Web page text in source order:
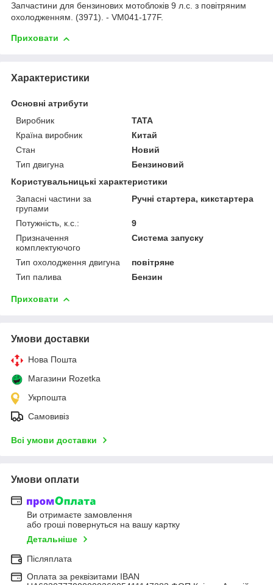
Запчастини для бензинових мотоблоків 9 л.с. з повітряним
охолодженням. (3971). - VM041-177F.
Приховати
Характеристики
Основні атрибути
Виробник
TATA
Країна виробник
Китай
Стан
Новий
Тип двигуна
Бензиновий
Користувальницькі характеристики
Запасні частини за
групами
Ручні стартера, кикстартера
Потужність, к.с.:
9
Призначення
комплектуючого
Система запуску
Тип охолодження двигуна
повітряне
Тип палива
Бензин
Приховати
Умови доставки
Нова Пошта
Магазини Rozetka
Укрпошта
Самовивіз
Всі умови доставки
Умови оплати
Ви отримаєте замовлення
або гроші повернуться на вашу картку
Детальніше
Післяплата
Оплата за реквізитами IBAN